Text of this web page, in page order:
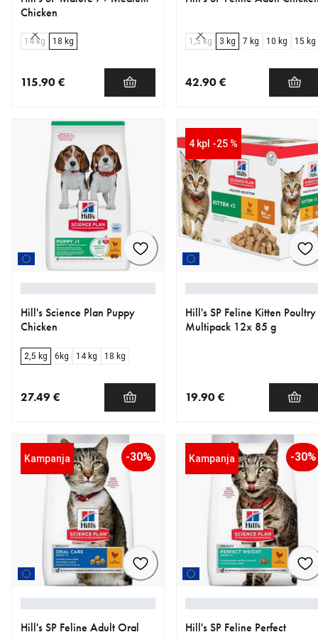
Chicken
14 kg 18 kg
115.90 €
1,5 kg 3 kg 7 kg 10 kg 15 kg
42.90 €
Hill's Science Plan Puppy
Chicken
2,5 kg 6kg 14 kg 18 kg
27.49 €
4 kpl -25 %
Hill's SP Feline Kitten Poultry
Multipack 12x 85 g
19.90 €
Kampanja -30%
Hill's SP Feline Adult Oral
Kampanja -30%
Hill's SP Feline Perfect